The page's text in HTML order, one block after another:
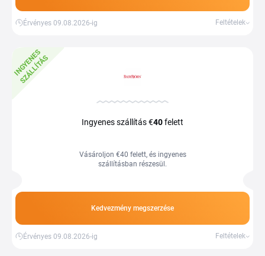
Érvényes 09.08.2026-ig Feltételek
I
N
G
Y
E
N
E
S
S
Z
Á
L
L
Í
T
Á
S
Ingyenes szállítás €40felett
Vásároljon €40 felett, és ingyenes
szállításban részesül.
Kedvezmény megszerzése
Érvényes 09.08.2026-ig Feltételek